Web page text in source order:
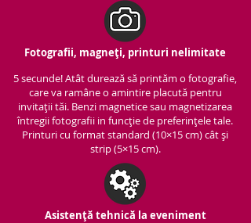
Fotografii, magneți, printuri nelimitate
5 secunde! Atât durează să printăm o fotografie,
care va ramâne o amintire placută pentru
invitații tăi. Benzi magnetice sau magnetizarea
întregii fotografii in funcție de preferințele tale.
Printuri cu format standard (10×15 cm) cât și
strip (5×15 cm).
Asistență tehnică la eveniment